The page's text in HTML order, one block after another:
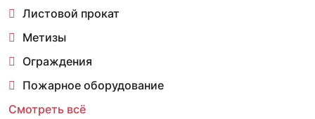
Листовой прокат
Метизы
Ограждения
Пожарное оборудование
Смотреть всё